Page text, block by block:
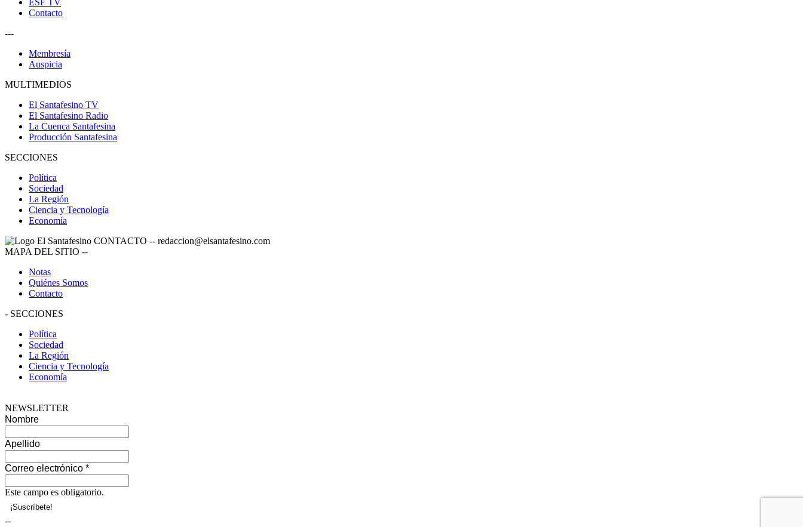
ESF TV
Contacto
---
Membresía
Auspicia
MULTIMEDIOS
El Santafesino TV
El Santafesino Radio
La Cuenca Santafesina
Producción Santafesina
SECCIONES
Política
Sociedad
La Región
Ciencia y Tecnología
Economía
CONTACTO -- redaccion@elsantafesino.com
MAPA DEL SITIO --
Notas
Quiénes Somos
Contacto
- SECCIONES
Política
Sociedad
La Región
Ciencia y Tecnología
Economía
NEWSLETTER
Nombre
Apellido
Correo electrónico *
Este campo es obligatorio.
--